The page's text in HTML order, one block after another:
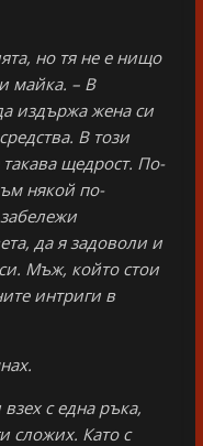
но тя не е нищо
майка. – В
издържа жена си
В този
такава щедрост. По-
някой по-
да я задоволи и
Мъж, който стои
интриги в
с една ръка,
сложих. Като с